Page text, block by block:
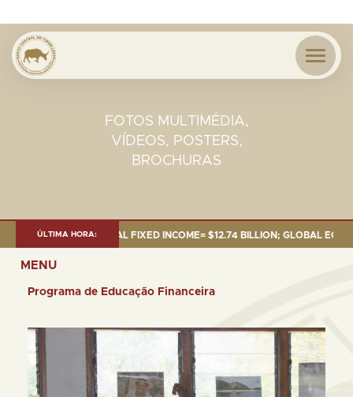
FOTOS MULTIMÉDIA,
VÍDEOS, POSTERS,
BROCHURAS
ÚLTIMA HORA:
BILLION; GLOBAL FIXED INCOME= $12.74 BILLION; GLOBAL EQUITIES=
MENU
Programa de Educação Financeira